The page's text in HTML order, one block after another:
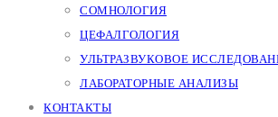
СОМНОЛОГИЯ
ЦЕФАЛГОЛОГИЯ
УЛЬТРАЗВУКОВОЕ
ЛАБОРАТОРНЫЕ АНАЛИЗЫ
КОНТАКТЫ